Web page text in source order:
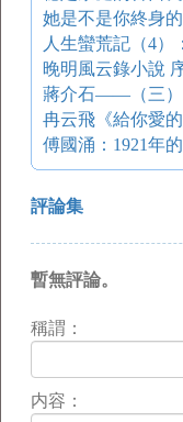
她是不是你終身
人生蠻荒記（4）
晚明風云錄小說
蔣介石——（三）
冉云飛《給你愛的
傅國涌：1921年
評論集
暫無評論。
稱謂：
内容：